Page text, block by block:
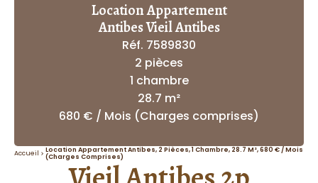
Location Appartement
Antibes Vieil Antibes
Réf. 7589830
2 pièces
1 chambre
28.7 m²
680 € / Mois (Charges comprises)
Accueil
Location Appartement Antibes, 2 Pièces, 1 Chambre, 28.7 M², 680 € / Mois
(Charges Comprises)